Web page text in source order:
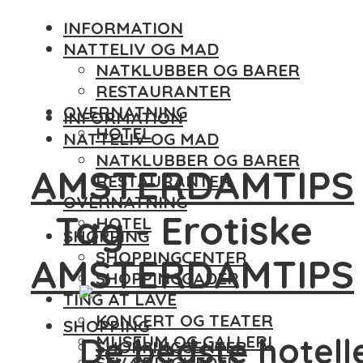
INFORMATION
NATTELIV OG MAD
NATKLUBBER OG BARER
RESTAURANTER
OVERNATNING
HOTEL
AMSTERDAMTIPS
SHOPPING
SHOPPINGCENTER
SHOPPINGGADER
TING AT LAVE
KONCERT OG TEATER
MUSEUM OG GALLERI
INFORMATION
NATTELIV OG MAD
NATKLUBBER OG BARER
RESTAURANTER
OVERNATNING
HOTEL
AMSTERDAMTIPS
SHOPPING
SHOPPINGCENTER
Tag - Erotiske
De bedste